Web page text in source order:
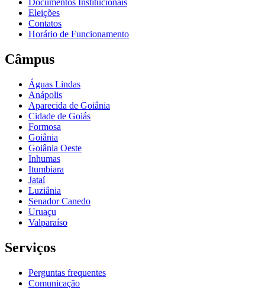
Documentos Institucionais
Eleições
Contatos
Horário de Funcionamento
Câmpus
Águas Lindas
Anápolis
Aparecida de Goiânia
Cidade de Goiás
Formosa
Goiânia
Goiânia Oeste
Inhumas
Itumbiara
Jataí
Luziânia
Senador Canedo
Uruaçu
Valparaíso
Serviços
Perguntas frequentes
Comunicação